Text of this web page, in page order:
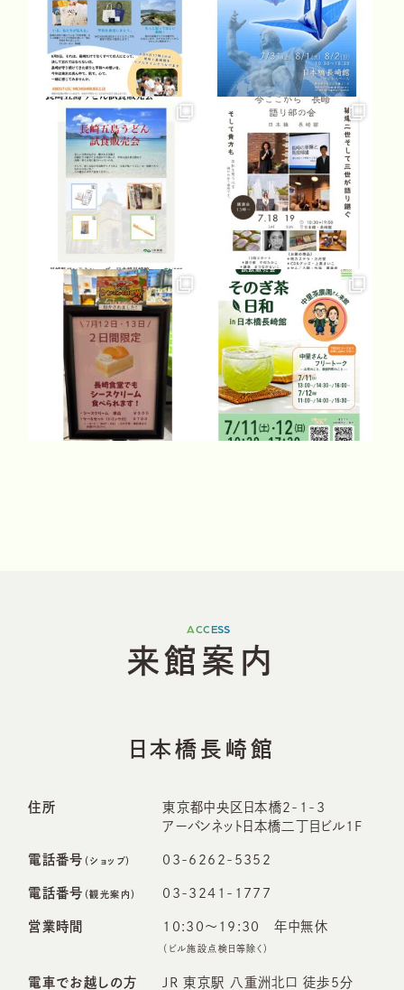
ACCESS
来館 案 内
日本橋長崎館
住所
東京都中央区日本橋2-1-3
アーバンネット日本橋二丁目ビル1F
電話番号 （ショップ） 03-6262-5352
電話番号 （観光案内） 03-3241-1777
営業時間 10:30〜19:30 年中無休
（ビル施設点検日等除く）
電車でお越しの方
JR 東京駅 八重洲北口 徒歩5分